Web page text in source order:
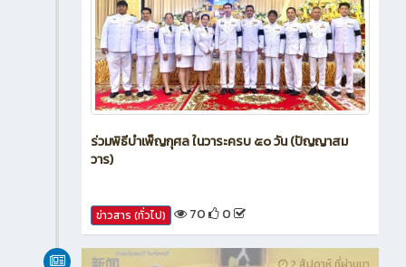
ร่วมพิธีบำเพ็ญกุศล ในวาระครบ ๕๐ วัน (ปัญญาสม
วาร)
ข่าวสาร (ทั่วไป) 70 0